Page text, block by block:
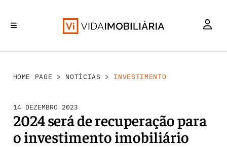
HOME PAGE > NOTÍCIAS > INVESTIMENTO
14 DEZEMBRO 2023
2024 será de recuperação para
o investimento imobiliário